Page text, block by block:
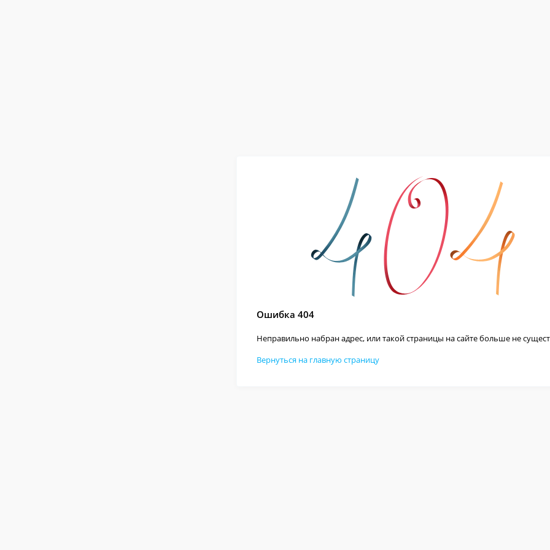
Ошибка 404
Неправильно набран адрес, или такой страницы на сайте больше не
Вернуться на главную страницу